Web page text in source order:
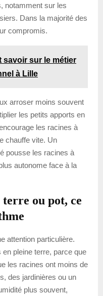
notamment sur les
Dans la majorité des
compromis.
savoir sur le métier
à Lille
arroser moins souvent
les petits apports en
les racines à
chauffe vite. Un
pousse les racines à
autonome face à la
ou pot, ce
attention particulière.
pleine terre, parce que
les racines ont moins de
des jardinières ou un
plus souvent,